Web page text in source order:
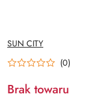
NAZWA
PRODUCENTA:
SUN CITY
(0)
Brak towaru